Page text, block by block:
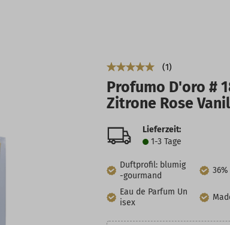
1
Profumo D'oro #
Zitrone Rose
Lieferzeit:
1-3 Tage
Duftprofil: blumig
-gourmand
Eau de Parfum Un
isex